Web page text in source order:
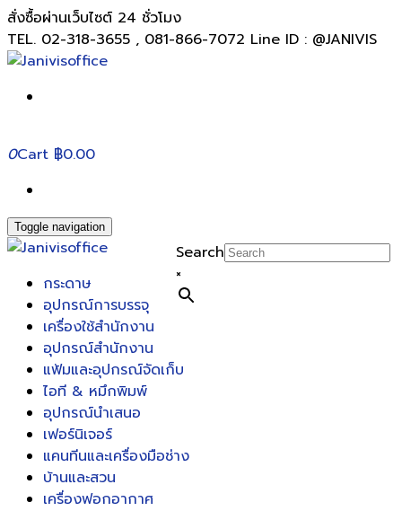
สั่งซื้อผ่านเว็บไซต์ 24 ชั่วโมง
TEL. 02-318-3655 , 081-866-7072 Line ID : @JANIVIS
0Cart ฿0.00
Toggle navigation
Search
×
กระดาษ
อุปกรณ์การบรรจุ
เครื่องใช้สำนักงาน
อุปกรณ์สำนักงาน
แฟ้มและอุปกรณ์จัดเก็บ
ไอที & หมึกพิมพ์
อุปกรณ์นำเสนอ
เฟอร์นิเจอร์
แคนทีนและเครื่องมือช่าง
บ้านและสวน
เครื่องฟอกอากาศ